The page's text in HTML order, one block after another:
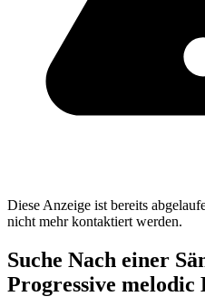
Diese Anzeige ist bereits
nicht mehr kontaktiert werden.
Suche Nach einer
Progressive melodic